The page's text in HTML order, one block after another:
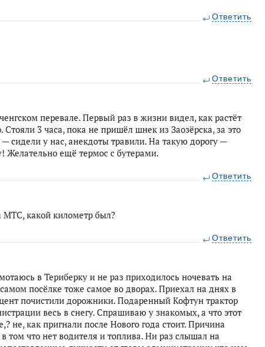
Ответить
Ответить
перевале. Первый раз в жизни видел, как растёт
Стояли 3 часа, пока не пришёл шнек из Заозёрска, за это
сидели у нас, анекдоты травили. На такую дорогу —
Желательно ещё термос с бутерами.
Ответить
МТС, какой километр был?
Ответить
в Териберку и не раз приходилось ночевать на
посёлке тоже самое во дворах. Приехал на днях в
почистили дорожники. Подаренный Кофтун трактор
весь в снегу. Спрашиваю у знакомых, а что этот
не, как пригнали после Нового года стоит. Причина
том что нет водителя и топлива. Ни раз слышал на